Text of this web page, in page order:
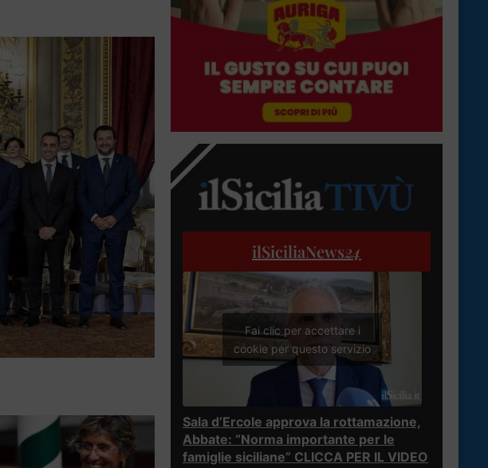
ilSiciliaNews24
Fai clic per accettare i
cookie per questo servizio
Sala d’Ercole approva la rottamazione,
Abbate: “Norma importante per le
famiglie siciliane” CLICCA PER IL VIDEO